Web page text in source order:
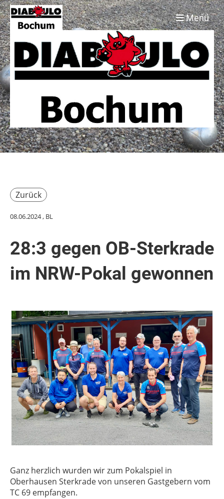
Menü
Zurück
08.06.2024, BL
28:3 gegen OB-Sterkrade
im NRW-Pokal gewonnen
Ganz herzlich wurden wir zum Pokalspiel in
Oberhausen Sterkrade von unseren Gastgebern vom
TC 69 empfangen.